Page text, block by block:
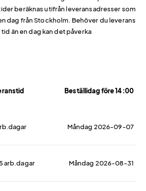
beräknas utifrån leveransadresser som
dag från Stockholm. Behöver du leverans
än en dag kan det påverka
Beställidag före 14:00
Måndag 2026-09-07
arb.dagar Måndag 2026-08-31